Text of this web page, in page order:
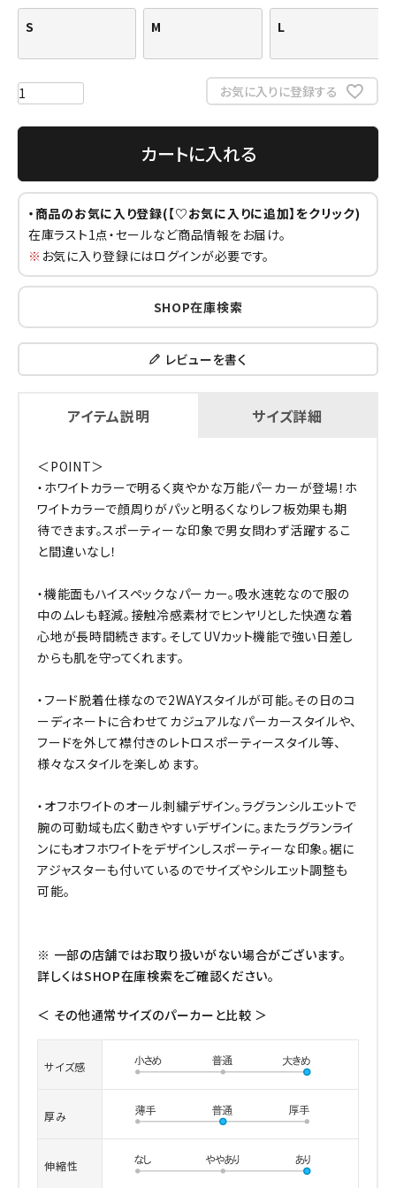
S M L
お気に入りに登録する
カートに入れる
・商品のお気に入り登録(【♡お気に入りに追加】をクリック)
在庫ラスト1点・セールなど商品情報をお届け。
※ お気に入り登録にはログインが必要です。
SHOP在庫検索
レビューを書く
アイテム説明 サイズ詳細
＜POINT＞
・ホワイトカラーで明るく爽やかな万能パーカーが登場！ホ
ワイトカラーで顔周りがパッと明るくなりレフ板効果も期
待できます。スポーティーな印象で男女問わず活躍するこ
と間違いなし！
・機能面もハイスペックなパーカー。吸水速乾なので服の
中のムレも軽減。接触冷感素材でヒンヤリとした快適な着
心地が長時間続きます。そしてUVカット機能で強い日差し
からも肌を守ってくれます。
・フード脱着仕様なので2WAYスタイルが可能。その日のコ
ーディネートに合わせてカジュアルなパーカースタイルや、
フードを外して襟付きのレトロスポーティースタイル等、
様々なスタイルを楽しめます。
・オフホワイトのオール刺繍デザイン。ラグランシルエットで
腕の可動域も広く動きやすいデザインに。またラグランライ
ンにもオフホワイトをデザインしスポーティーな印象。裾に
アジャスターも付いているのでサイズやシルエット調整も
可能。
※ 一部の店舗ではお取り扱いがない場合がございます。
詳しくはSHOP在庫検索をご確認ください。
＜ その他通常サイズのパーカーと比較 ＞
サイズ感
厚み
伸縮性